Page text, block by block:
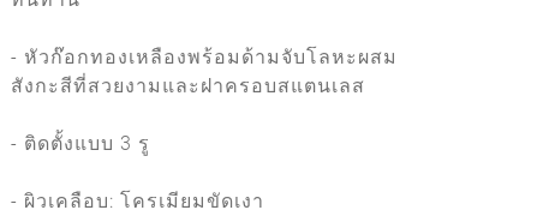
- หัวก๊อกทองเหลืองพร้อมด้ามจับโลหะผสม
สังกะสีที่สวยงามและฝาครอบสแตนเลส
- ติดตั้งแบบ 3 รู
- ผิวเคลือบ: โครเมียมขัดเงา